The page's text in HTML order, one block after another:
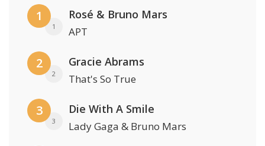
1
1
Rosé & Bruno Mars
APT
2
2
Gracie Abrams
That's So True
3
3
Die With A Smile
Lady Gaga & Bruno Mars